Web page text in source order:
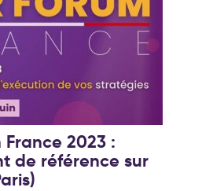
France 2023 :
de référence sur